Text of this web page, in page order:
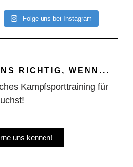
Folge uns bei Instagram
RICHTIG, WENN...
Kampfsporttraining für
uns kennen!